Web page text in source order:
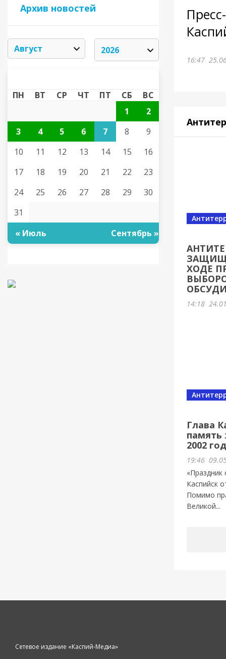
Архив новостей
ПН ВТ СР ЧТ ПТ СБ
ВС
1
2
3
4 5 6 7 8
9
10
11 12 13 14 15
16
17
18 19 20 21 22
23
24
25 26 27 28 29
30
31
« Июль
Сентябрь »
16:47
ХОДЕ
14:18
Глава
память
2002
19:46
«Праздник
Каспийск
Помимо
Великой...
Сетевое издание «Каспий-Медиа»